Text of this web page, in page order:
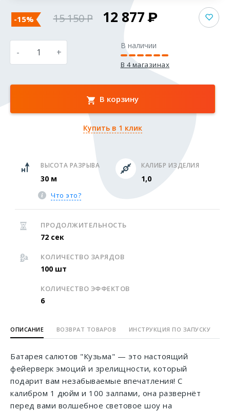
-15% 15 150 12 877
- +
В наличии
В 4 магазинах
В корзину
Купить в 1 клик
ВЫСОТА РАЗРЫВА
30 м
КАЛИБР ИЗДЕЛИЯ
1,0
Что это?
ПРОДОЛЖИТЕЛЬНОСТЬ
72 сек
КОЛИЧЕСТВО ЗАРЯДОВ
100 шт
КОЛИЧЕСТВО ЭФФЕКТОВ
6
ОПИСАНИЕ ВОЗВРАТ ТОВАРОВ ИНСТРУКЦИЯ ПО ЗАПУСКУ
Батарея салютов "Кузьма" — это настоящий
фейерверк эмоций и зрелищности, который
подарит вам незабываемые впечатления! С
калибром 1 дюйм и 100 залпами, она развернёт
перед вами волшебное световое шоу на